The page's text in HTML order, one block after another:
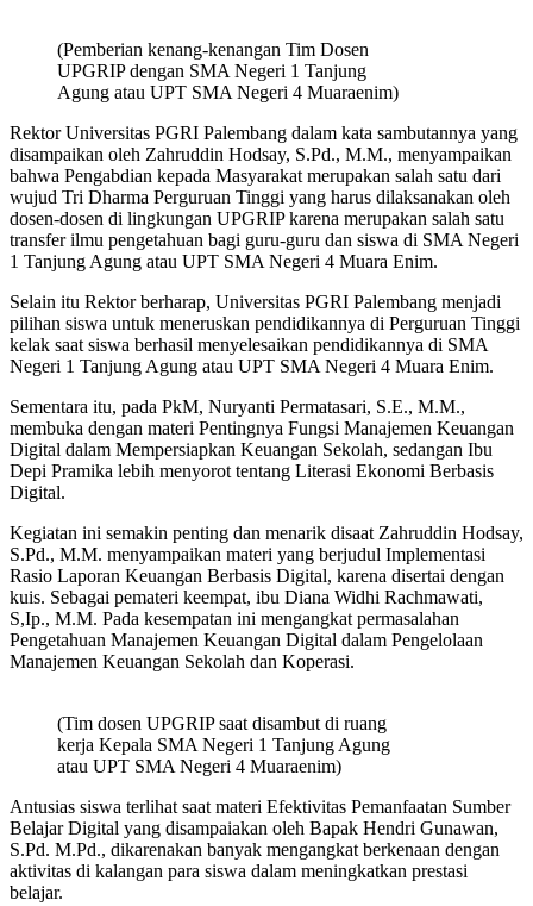
(Pemberian kenang-kenangan Tim Dosen
UPGRIP dengan SMA Negeri 1 Tanjung
Agung atau UPT SMA Negeri 4 Muaraenim)
Rektor Universitas PGRI Palembang dalam kata sambutannya yang
disampaikan oleh Zahruddin Hodsay, S.Pd., M.M., menyampaikan
bahwa Pengabdian kepada Masyarakat merupakan salah satu dari
wujud Tri Dharma Perguruan Tinggi yang harus dilaksanakan oleh
dosen-dosen di lingkungan UPGRIP karena merupakan salah satu
transfer ilmu pengetahuan bagi guru-guru dan siswa di SMA Negeri
1 Tanjung Agung atau UPT SMA Negeri 4 Muara Enim.
Selain itu Rektor berharap, Universitas PGRI Palembang menjadi
pilihan siswa untuk meneruskan pendidikannya di Perguruan Tinggi
kelak saat siswa berhasil menyelesaikan pendidikannya di SMA
Negeri 1 Tanjung Agung atau UPT SMA Negeri 4 Muara Enim.
Sementara itu, pada PkM, Nuryanti Permatasari, S.E., M.M.,
membuka dengan materi Pentingnya Fungsi Manajemen Keuangan
Digital dalam Mempersiapkan Keuangan Sekolah, sedangan Ibu
Depi Pramika lebih menyorot tentang Literasi Ekonomi Berbasis
Digital.
Kegiatan ini semakin penting dan menarik disaat Zahruddin Hodsay,
S.Pd., M.M. menyampaikan materi yang berjudul Implementasi
Rasio Laporan Keuangan Berbasis Digital, karena disertai dengan
kuis. Sebagai pemateri keempat, ibu Diana Widhi Rachmawati,
S,Ip., M.M. Pada kesempatan ini mengangkat permasalahan
Pengetahuan Manajemen Keuangan Digital dalam Pengelolaan
Manajemen Keuangan Sekolah dan Koperasi.
(Tim dosen UPGRIP saat disambut di ruang
kerja Kepala SMA Negeri 1 Tanjung Agung
atau UPT SMA Negeri 4 Muaraenim)
Antusias siswa terlihat saat materi Efektivitas Pemanfaatan Sumber
Belajar Digital yang disampaiakan oleh Bapak Hendri Gunawan,
S.Pd. M.Pd., dikarenakan banyak mengangkat berkenaan dengan
aktivitas di kalangan para siswa dalam meningkatkan prestasi
belajar.